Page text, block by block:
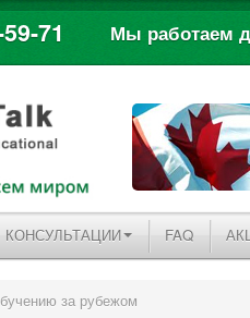
71 Мы работаем
КОНСУЛЬТАЦИИ FAQ
за рубежом